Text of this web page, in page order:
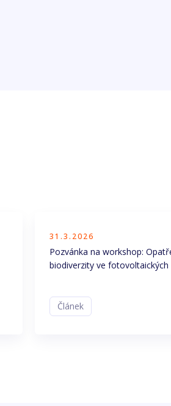
31.3.2026
Pozvánka na workshop:
biodiverzity ve fotovoltaických
Článek